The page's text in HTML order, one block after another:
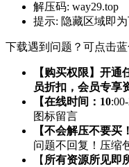
解压码: way29.top
提示: 隐藏区域即
下载遇到问题？可点击
【购买权限】开
员折扣，会员专享
【在线时间：10
图标留言
【不会解压不要买
问题不回复！压缩
【 所有资源所见即